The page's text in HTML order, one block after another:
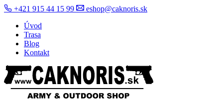
+421 915 44 15 99
eshop@caknoris.sk
Úvod
Trasa
Blog
Kontakt